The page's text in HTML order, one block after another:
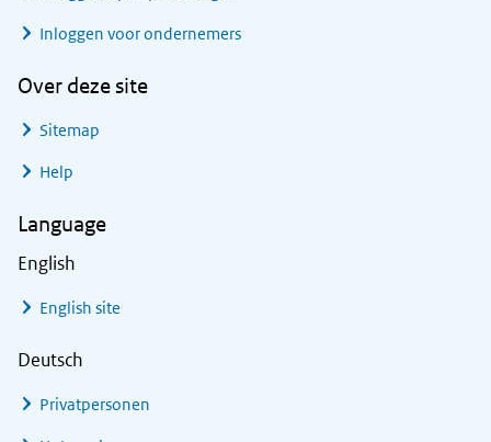
Inloggen voor ondernemers
Over deze site
Sitemap
Help
Language
English
English site
Deutsch
Privatpersonen